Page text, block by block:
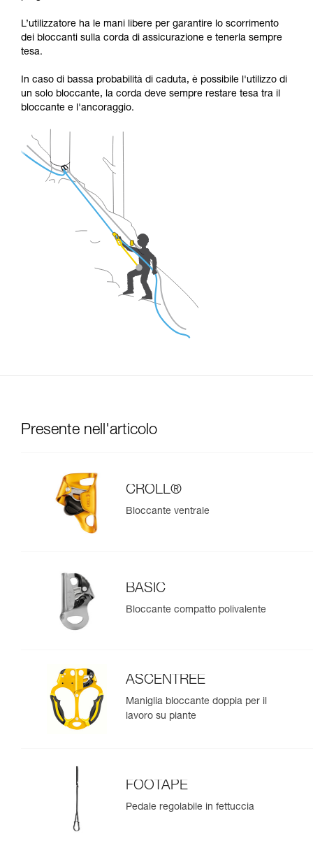
L’utilizzatore ha le mani libere per garantire lo scorrimento
dei bloccanti sulla corda di assicurazione e tenerla sempre
tesa.
In caso di bassa probabilità di caduta, è possibile l'utilizzo di
un solo bloccante, la corda deve sempre restare tesa tra il
bloccante e l'ancoraggio.
Presente nell'articolo
CROLL®
Bloccante ventrale
BASIC
Bloccante compatto polivalente
ASCENTREE
Maniglia bloccante doppia per il
lavoro su piante
FOOTAPE
Pedale regolabile in fettuccia